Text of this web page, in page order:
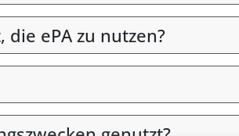
ePA zu nutzen?